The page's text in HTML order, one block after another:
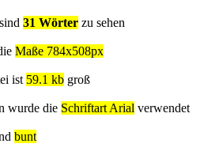
31 Wörter zu sehen
Maße 784x508px
ist 59.1 kb groß
wurde die Schriftart Arial verwendet
bunt